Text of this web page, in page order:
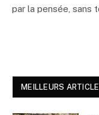
par la pensée, sans
MEILLEURS